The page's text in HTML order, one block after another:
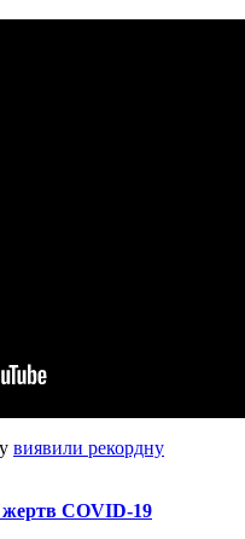
виявили рекордну
жертв COVID-19